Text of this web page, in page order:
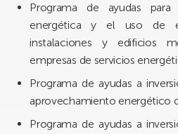
Programa de ayudas
energética y el uso de
instalaciones y edificios
empresas de servicios
Programa de ayudas a
aprovechamiento energético
Programa de ayudas a